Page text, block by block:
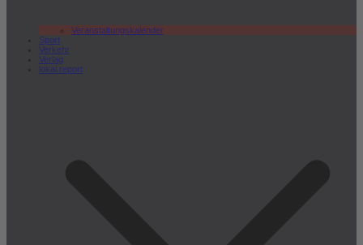
Veranstaltungskalender
Sport
Verkehr
Verlag
lokal.report